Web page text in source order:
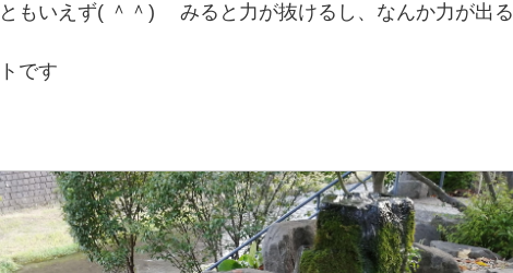
もいえず( ＾＾) みると力が抜けるし、なんか力が出る
です